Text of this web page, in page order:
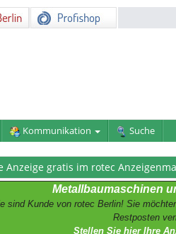
Kommunikation Suche
Anzeige gratis im rotec
Metallbaumaschinen
sind Kunde von rotec Berlin! Sie
Restposten
Stellen Sie hier Ihre